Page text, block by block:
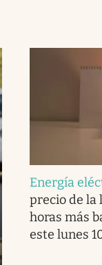
Energía
precio de la
horas más
este lunes